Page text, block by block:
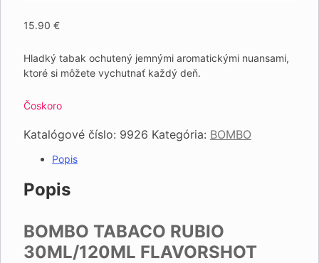
15.90 €
Hladký tabak ochutený jemnými aromatickými nuansami,
ktoré si môžete vychutnať každý deň.
Čoskoro
Katalógové číslo: 9926 Kategória: BOMBO
Popis
Popis
BOMBO TABACO RUBIO
30ML/120ML FLAVORSHOT